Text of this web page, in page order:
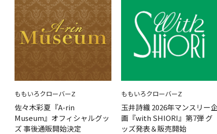
ももいろクローバーZ
佐々木彩夏『A-rin
Museum』オフィシャルグッ
ズ 事後通販開始決定
ももいろクローバーZ
玉井詩織 2026年マンスリー
画『with SHIORI』第7弾 グ
ッズ発表＆販売開始